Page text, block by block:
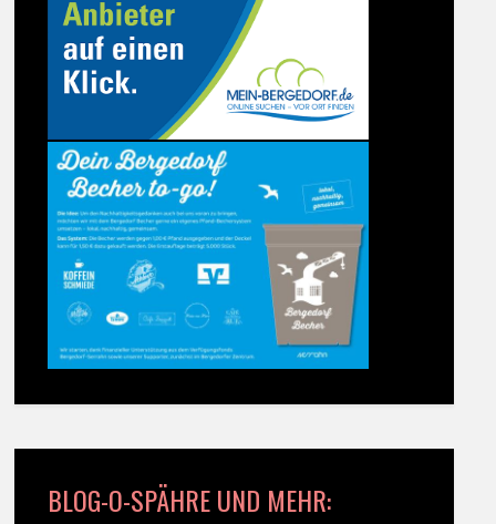
BLOG-O-SPÄHRE UND MEHR: